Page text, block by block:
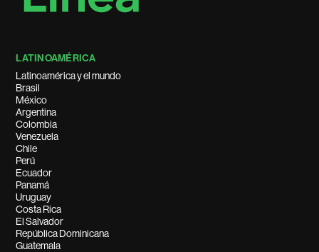
LATINOAMÉRICA
Latinoamérica y el mundo
Brasil
México
Argentina
Colombia
Venezuela
Chile
Perú
Ecuador
Panamá
Uruguay
Costa Rica
El Salvador
República Dominicana
Guatemala